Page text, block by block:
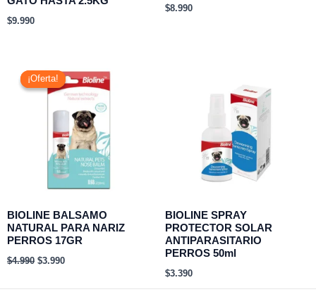
$9.990
$8.990
¡Oferta!
¡Oferta!
BIOLINE BALSAMO
NATURAL PARA NARIZ
PERROS 17GR
$4.990
precio
original
$4.990.
$3.990
precio
actual
es:
$3.990.
BIOLINE SPRAY
PROTECTOR SOLAR
ANTIPARASITARIO
PERROS 50ml
$3.390